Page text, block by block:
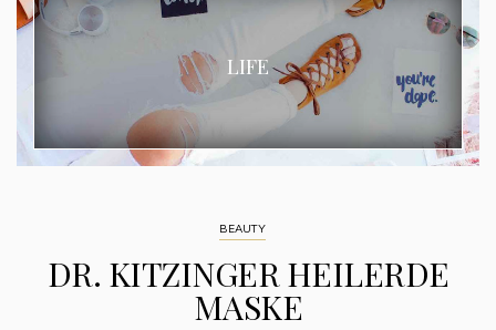
LIFE
BEAUTY
DR. KITZINGER HEILERDE
MASKE